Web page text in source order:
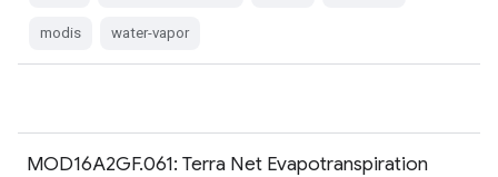
modis water-vapor
MOD16A2GF.061: Terra Net Evapotranspiration